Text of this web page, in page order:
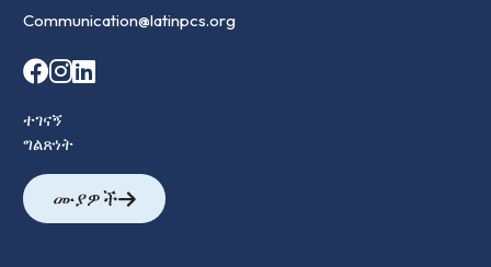
Communication@latinpcs.org
ተገናኝ
ግልጽነት
ሙያዎች